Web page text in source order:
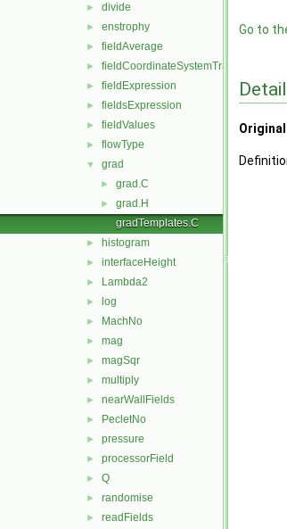
► divide
► enstrophy
► fieldAverage
► fieldCoordinateSystemTransform
► fieldExpression
► fieldsExpression
► fieldValues
► flowType
▼ grad
► grad.C
►
grad.H
gradTemplates.C
► histogram
► interfaceHeight
► Lambda2
► log
► MachNo
► mag
► magSqr
► multiply
► nearWallFields
► PecletNo
► pressure
► processorField
► Q
► randomise
► readFields
Go to